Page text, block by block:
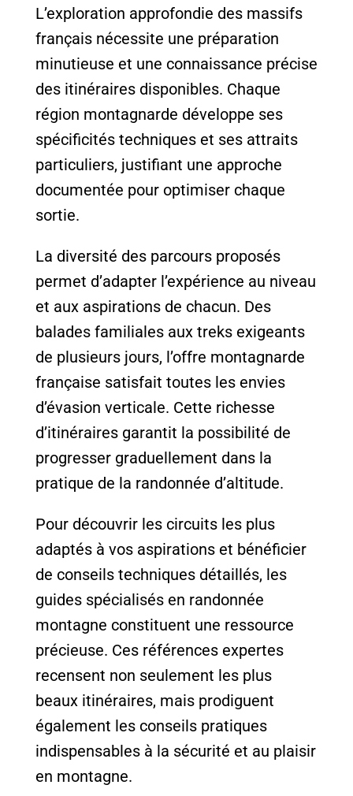
L’exploration approfondie des massifs
français nécessite une préparation
minutieuse et une connaissance précise
des itinéraires disponibles. Chaque
région montagnarde développe ses
spécificités techniques et ses attraits
particuliers, justifiant une approche
documentée pour optimiser chaque
sortie.
La diversité des parcours proposés
permet d’adapter l’expérience au niveau
et aux aspirations de chacun. Des
balades familiales aux treks exigeants
de plusieurs jours, l’offre montagnarde
française satisfait toutes les envies
d’évasion verticale. Cette richesse
d’itinéraires garantit la possibilité de
progresser graduellement dans la
pratique de la randonnée d’altitude.
Pour découvrir les circuits les plus
adaptés à vos aspirations et bénéficier
de conseils techniques détaillés, les
guides spécialisés en randonnée
montagne constituent une ressource
précieuse. Ces références expertes
recensent non seulement les plus
beaux itinéraires, mais prodiguent
également les conseils pratiques
indispensables à la sécurité et au plaisir
en montagne.